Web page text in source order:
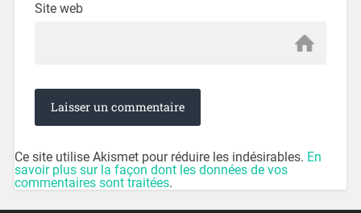
Site web
Ce site utilise Akismet pour réduire les indésirables. En
savoir plus sur la façon dont les données de vos
commentaires sont traitées.